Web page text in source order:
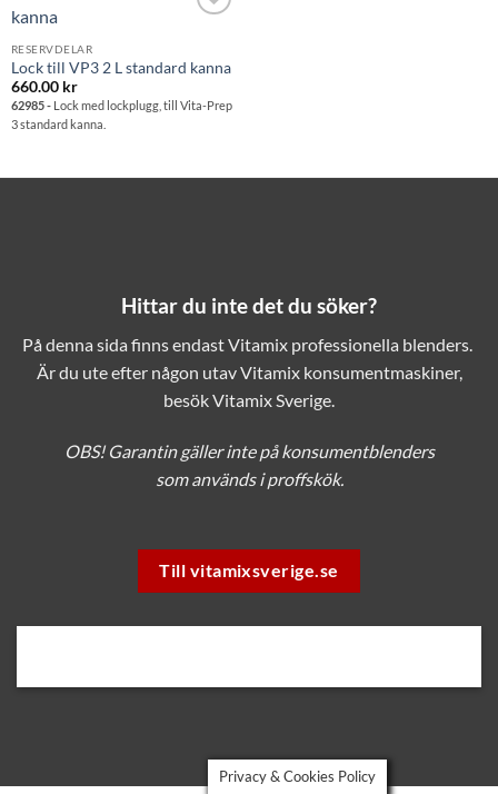
RESERVDELAR
Lock till VP3 2 L standard kanna
660.00 kr
62985 - Lock med lockplugg, till Vita-Prep
3 standard kanna.
Hittar du inte det du söker?
På denna sida finns endast Vitamix professionella blenders.
Är du ute efter någon utav Vitamix konsumentmaskiner,
besök Vitamix Sverige.
OBS! Garantin gäller inte på konsumentblenders
som används i proffskök.
Till vitamixsverige.se
Privacy & Cookies Policy